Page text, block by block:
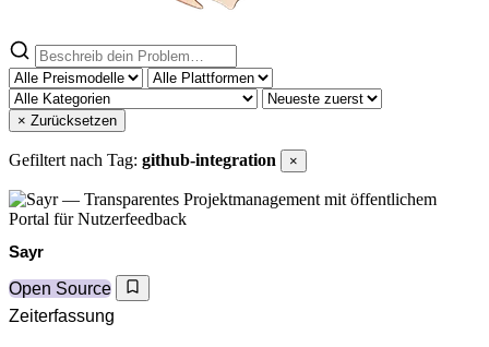
× Zurücksetzen
Gefiltert nach Tag: github-integration ×
Sayr
Open Source
Zeiterfassung